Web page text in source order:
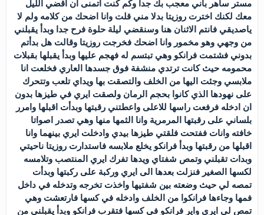
مستر ساهر باني معجب بك جدا وكم كنت اتمنى ان اقضي الليل
معك لكنك اخترت روزيتا بدلا مني قلت وانا اضحك من كلامه ولم لا
ياصديقي فانتم الاثنان هنا وسنقضي ليلة حلوة فرح جدا وبدأ يقبلني
من وجهي وهو مخمور وانا اضحك فخرجت روزيتا وقالت هل بدأتم
بدوني فشتمت فرانكو وهي تبتسم له فهجم عليها وبدأ يقبلها بقبلات
محمومه حيث كانت ترتدي منشفة فوق جسدها العاري فخلعت انا
ملابسي وجئت اليها من الخلف والتصقت بها ويداي تلعب وتتحرك
على نهودها الذي كانوا بحجم الرمان ولصقت ايري في طيزها بدون
ان ادخله فرفعت راسها للاعلى واعطتني رقبتها وبدأت اقبلها وامرر
بلساني على رقبتها المرمرية وانا الثمها منها وهي تصدر اصواتا
خافته وانات ففتحت فلقتي طيزها بيدي وادخلت ايري بينهما وانا
اقبلها من رقبتها وبدأ فرانكو يخلع ملابسه فاستدارت روزيتا ناحيتي
وبدات تقبلني وتمص شفتاي ويدها تفرك ايري المنتصب وتلامسه
لكسها الصغير فنزلت بعدها الى ايري وركبة على ركبتها وبدأت
تمصه لي حيث وضعته بين شفتيها واخذت تخرجه وتدخله في داخل
فمها وجاءها فرانكوا من الخلف وادخله في كسها فارتعشت وهي
تمص لي ايري واير فرانكو في كسها فتقرب فرانكو وبدأ يقبلني من